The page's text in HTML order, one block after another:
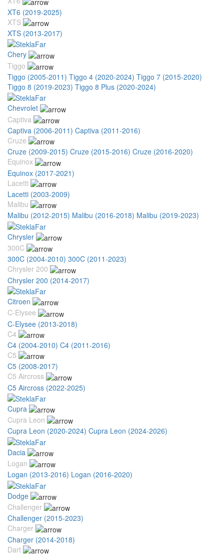
XT6 (2019-2025)
XTS
XTS (2013-2017)
Chery
Tiggo
Tiggo (2005-2011) Tiggo 4 (2020-2024) Tiggo 7 (2015-2020)
Tiggo 8 (2019-2023) Tiggo 8 Plus (2020-2024)
Chevrolet
Captiva
Captiva (2006-2011) Captiva (2011-2016)
Cruze
Cruze (2009-2015) Cruze (2015-2016) Cruze (2016-2020)
Equinox
Equinox (2017-2021)
Lacetti
Lacetti (2003-2009)
Malibu
Malibu (2012-2015) Malibu (2016-2018) Malibu (2019-2023)
Chrysler
300C
300C (2004-2010) 300C (2011-2023)
Chrysler 200
Chrysler 200 (2014-2017)
Citroen
C-Elysee
C-Elysee (2013-2018)
C4
C4 (2004-2010) C4 (2011-2016)
C5
C5 (2008-2017)
C5 Aircross
C5 Aircross (2022-2025)
Cupra
Cupra Leon
Cupra Leon (2020-2024) Cupra Leon (2024-2026)
Dacia
Logan
Logan (2013-2016) Logan (2016-2020)
Dodge
Challenger
Challenger (2015-2023)
Charger
Charger (2014-2018)
Dart